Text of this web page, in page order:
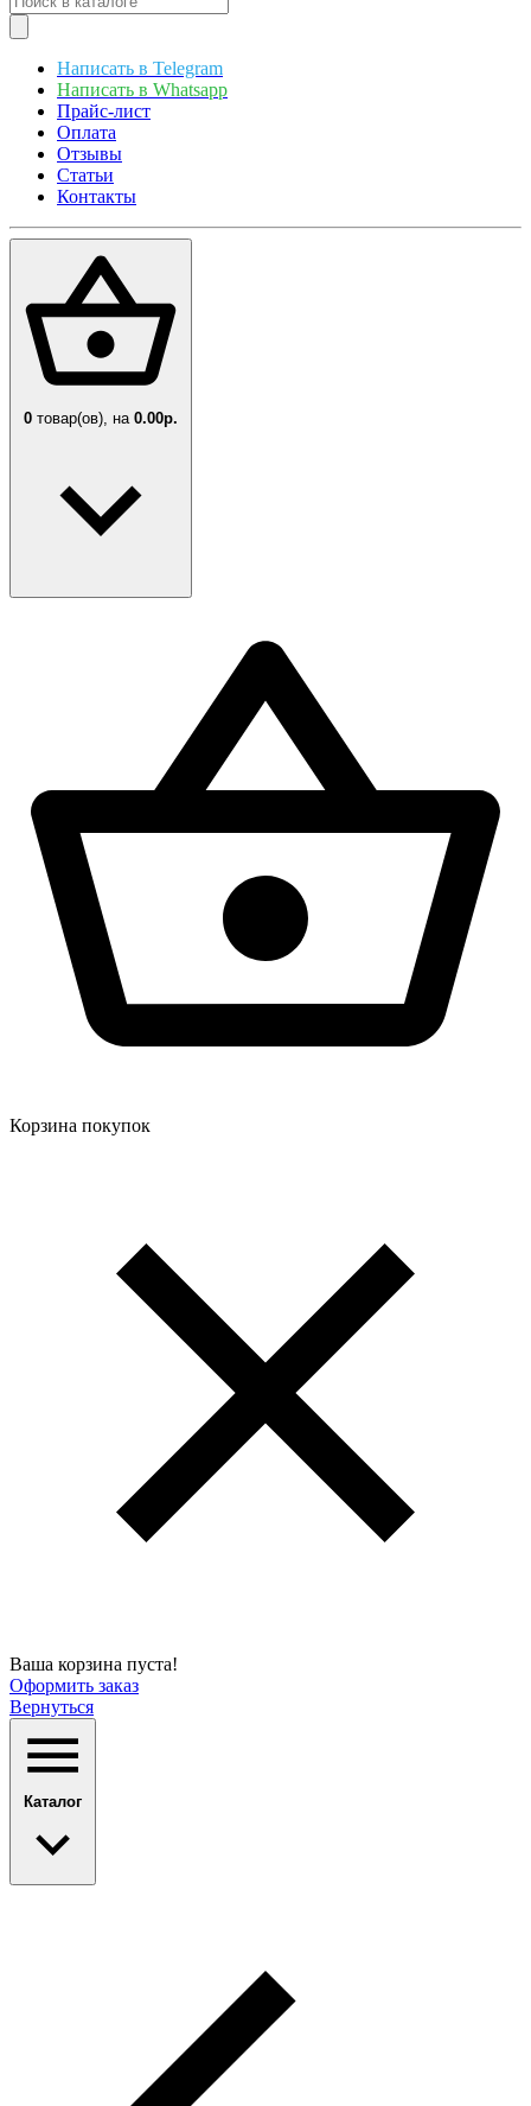
Написать в Telegram
Написать в Whatsapp
Прайс-лист
Оплата
Отзывы
Статьи
Контакты
0 товар(ов), на 0.00р.
Корзина покупок
Ваша корзина пуста!
Оформить заказ
Вернуться
Каталог